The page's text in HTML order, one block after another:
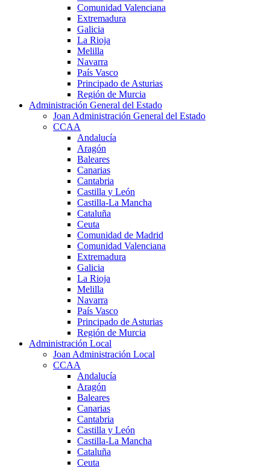
Comunidad Valenciana
Extremadura
Galicia
La Rioja
Melilla
Navarra
País Vasco
Principado de Asturias
Región de Murcia
Administración General del Estado
Joan Administración General del Estado
CCAA
Andalucía
Aragón
Baleares
Canarias
Cantabria
Castilla y León
Castilla-La Mancha
Cataluña
Ceuta
Comunidad de Madrid
Comunidad Valenciana
Extremadura
Galicia
La Rioja
Melilla
Navarra
País Vasco
Principado de Asturias
Región de Murcia
Administración Local
Joan Administración Local
CCAA
Andalucía
Aragón
Baleares
Canarias
Cantabria
Castilla y León
Castilla-La Mancha
Cataluña
Ceuta